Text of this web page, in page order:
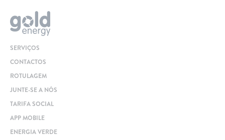
SERVIÇOS
CONTACTOS
ROTULAGEM
JUNTE-SE A NÓS
TARIFA SOCIAL
APP MOBILE
ENERGIA VERDE